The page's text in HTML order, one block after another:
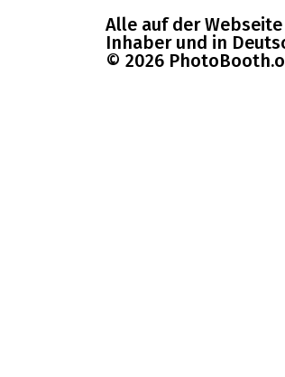
Alle auf der
Inhaber und in
© 2026